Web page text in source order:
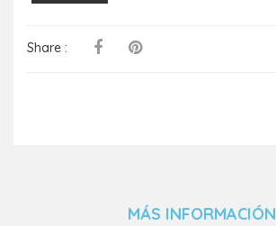
Share :
MÁS INFORMACIÓN